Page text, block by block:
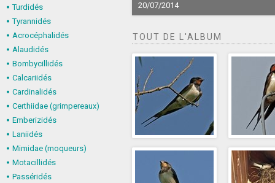
Turdidés
Tyrannidés
Acrocéphalidés
Alaudidés
Bombycillidés
Calcariidés
Cardinalidés
Certhiidae (grimpereaux)
Emberizidés
Laniidés
Mimidae (moqueurs)
Motacillidés
Passéridés
20/07/2014
TOUT DE L'ALBUM